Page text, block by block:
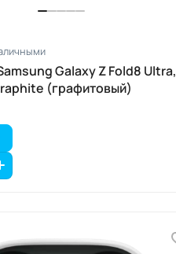
Galaxy Z Fold8 Ultra,
(графитовый)